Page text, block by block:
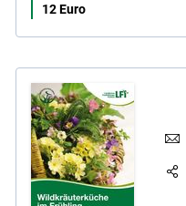
12 Euro